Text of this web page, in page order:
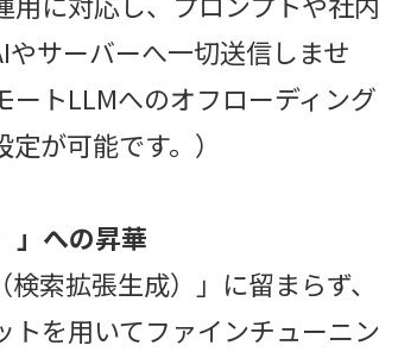
サーバーへ一切送信しませ
トLLMへのオフローディング
が可能です。）
」への昇華
索拡張生成）」に留まらず、
トを用いてファインチューニン